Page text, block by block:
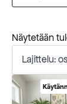
Näytetään